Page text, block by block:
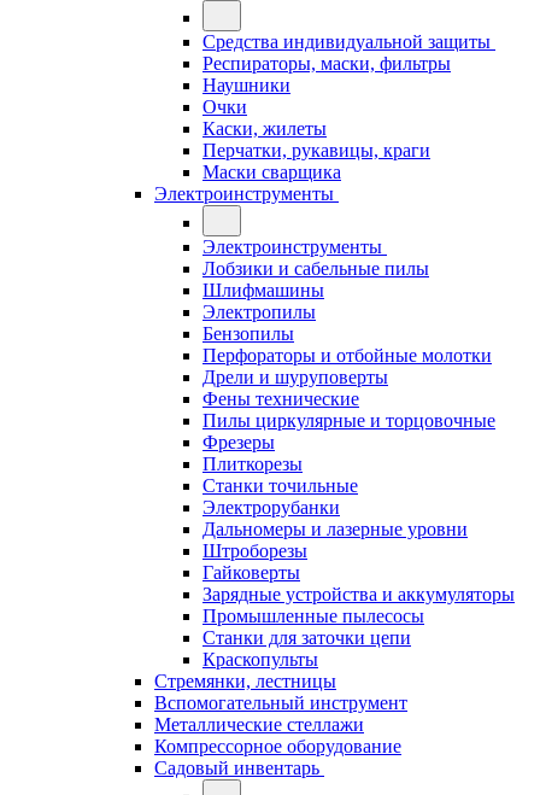
Средства индивидуальной защиты
Респираторы, маски, фильтры
Наушники
Очки
Каски, жилеты
Перчатки, рукавицы, краги
Маски сварщика
Электроинструменты
Электроинструменты
Лобзики и сабельные пилы
Шлифмашины
Электропилы
Бензопилы
Перфораторы и отбойные молотки
Дрели и шуруповерты
Фены технические
Пилы циркулярные и торцовочные
Фрезеры
Плиткорезы
Станки точильные
Электрорубанки
Дальномеры и лазерные уровни
Штроборезы
Гайковерты
Зарядные устройства и аккумуляторы
Промышленные пылесосы
Станки для заточки цепи
Краскопульты
Стремянки, лестницы
Вспомогательный инструмент
Металлические стеллажи
Компрессорное оборудование
Садовый инвентарь